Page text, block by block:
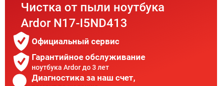
Чистка от пыли ноутбука
Ardor N17-I5ND413
Официальный сервис
Гарантийное обслуживание
ноутбука Ardor до 3 лет
Диагностика за наш счет,